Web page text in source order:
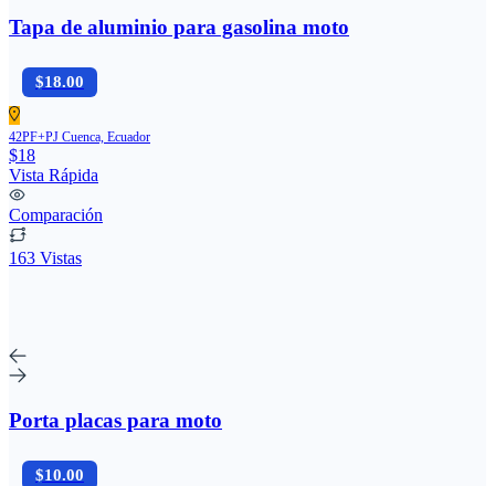
Tapa de aluminio para gasolina moto
$18.00
42PF+PJ Cuenca, Ecuador
$18
Vista Rápida
Comparación
163 Vistas
Porta placas para moto
$10.00